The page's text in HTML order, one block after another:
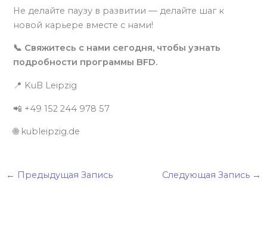
Не делайте паузу в развитии — делайте шаг к
новой карьере вместе с нами!
📞 Свяжитесь с нами сегодня, чтобы узнать
подробности программы BFD.
📍 KuB Leipzig
📲 +49 152 244 978 57
🌐 kubleipzig.de
← Предыдущая Запись Следующая Запись →